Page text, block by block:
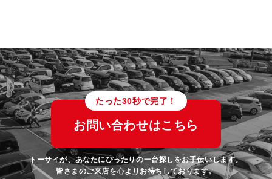
たった30秒で完了！
お問い合わせはこちら
トーサイが、あなたにぴったりの一台探しをお手伝いします。
皆さまのご来店を心よりお待ちしております。